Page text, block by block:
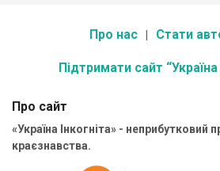
Про нас Стати
Підтримати сайт “Україна
Про сайт
«Україна Інкогніта» - неприбутковий
краєзнавства.